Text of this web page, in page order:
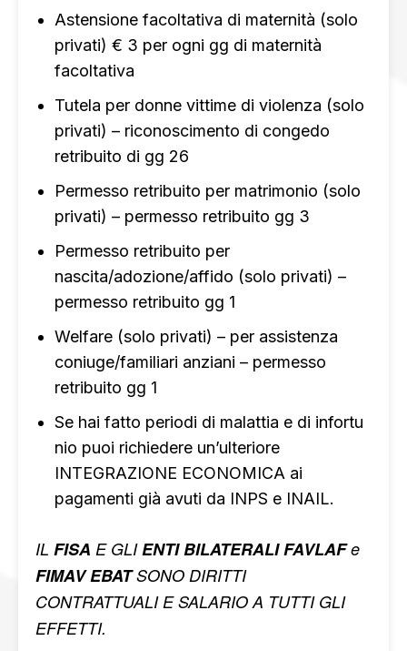
Astensione facoltativa di maternità (solo
privati) € 3 per ogni gg di maternità
facoltativa
Tutela per donne vittime di violenza (solo
privati) – riconoscimento di congedo
retribuito di gg 26
Permesso retribuito per matrimonio (solo
privati) – permesso retribuito gg 3
Permesso retribuito per
nascita/adozione/affido (solo privati) –
permesso retribuito gg 1
Welfare (solo privati) – per assistenza
coniuge/familiari anziani – permesso
retribuito gg 1
Se hai fatto periodi di malattia e di infortu
nio puoi richiedere un’ulteriore
INTEGRAZIONE ECONOMICA ai
pagamenti già avuti da INPS e INAIL.
IL FISA E GLIENTI BILATERALI FAVLAFe
FIMAV EBATSONO DIRITTI
CONTRATTUALI E SALARIO A TUTTI GLI
EFFETTI.